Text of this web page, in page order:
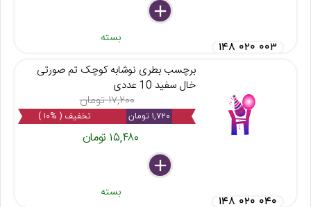
delete
remove
add
بسته
۱۴۸ ۰۲۰ ۰۰۳
برچسب بطری نوشابه کوچک تم صورتی
خال سفید 10 عددی
۱۷,۲۰۰ تومان
۱,۷۲۰ تومان تخفیف ( %۱۰ )
۱۵,۴۸۰ تومان
delete
remove
add
بسته
۱۴۸ ۰۲۰ ۰۴۰